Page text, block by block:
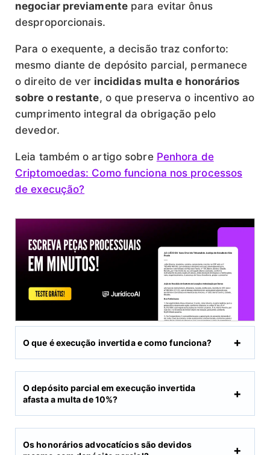
negociar previamente para evitar ônus
desproporcionais.
Para o exequente, a decisão traz conforto:
mesmo diante de depósito parcial, permanece
o direito de ver incididas multa e honorários
sobre o restante, o que preserva o incentivo ao
cumprimento integral da obrigação pelo
devedor.
Leia também o artigo sobre Penhora de
Criptomoedas: Como funciona nos processos
de execução?
O que é execução invertida e como funciona?
O depósito parcial em execução invertida
afasta a multa de 10%?
Os honorários advocatícios são devidos